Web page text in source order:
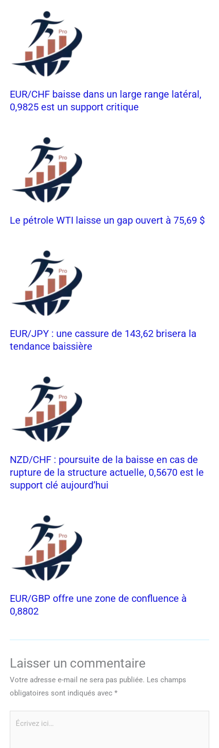
EUR/CHF baisse dans un large range latéral,
0,9825 est un support critique
Le pétrole WTI laisse un gap ouvert à 75,69 $
EUR/JPY : une cassure de 143,62 brisera la
tendance baissière
NZD/CHF : poursuite de la baisse en cas de
rupture de la structure actuelle, 0,5670 est le
support clé aujourd’hui
EUR/GBP offre une zone de confluence à
0,8802
Laisser un commentaire
Votre adresse e-mail ne sera pas publiée. Les champs
obligatoires sont indiqués avec *